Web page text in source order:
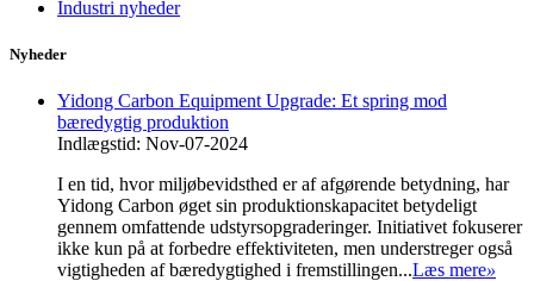
Industri nyheder
Nyheder
Yidong Carbon Equipment Upgrade: Et spring mod
bæredygtig produktion
Indlægstid: Nov-07-2024
I en tid, hvor miljøbevidsthed er af afgørende betydning, har
Yidong Carbon øget sin produktionskapacitet betydeligt
gennem omfattende udstyrsopgraderinger. Initiativet fokuserer
ikke kun på at forbedre effektiviteten, men understreger også
vigtigheden af ​​bæredygtighed i fremstillingen...Læs mere»